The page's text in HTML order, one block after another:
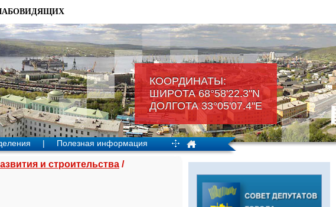
КООРДИНАТЫ:
ШИРОТА 68°58'22.3"N
ДОЛГОТА 33°05'07.4"Е
| Полезная информация
и строительства /